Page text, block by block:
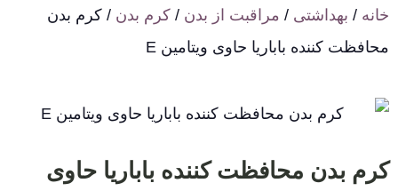
خانه / بهداشتی / مراقبت از بدن / کرم بدن / کرم بدن
محافظت کننده باباریا حاوی ویتامین E
کرم بدن محافظت کننده باباریا حاوی